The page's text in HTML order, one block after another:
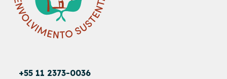
+55 11 2373-0036